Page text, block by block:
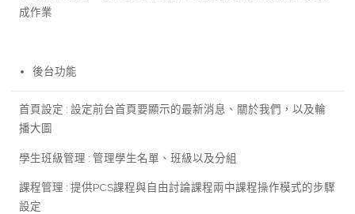
成作業
後台功能
首頁設定 : 設定前台首頁要顯示的最新消息、關於我們，以及輪
播大圖
學生班級管理 : 管理學生名單、班級以及分組
課程管理 : 提供PCS課程與自由討論課程兩中課程操作模式的步驟
設定